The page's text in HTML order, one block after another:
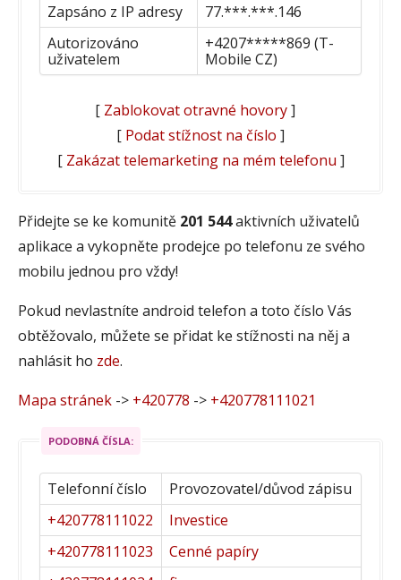
Zapsáno z IP adresy
77.***.***.146
Autorizováno
uživatelem
+4207*****869 (T-
Mobile CZ)
[ Zablokovat otravné hovory]
[ Podat stížnost na číslo ]
[ Zakázat telemarketing na mém telefonu ]
Přidejte se ke komunitě 201 544aktivních uživatelů
aplikace a vykopněte prodejce po telefonu ze svého
mobilu jednou pro vždy!
Pokud nevlastníte android telefon a toto číslo Vás
obtěžovalo, můžete se přidat ke stížnosti na něj a
nahlásit ho zde.
Mapa stránek -> +420778 -> +420778111021
PODOBNÁ ČÍSLA:
Telefonní číslo
Provozovatel/důvod zápisu
+420778111022
Investice
+420778111023
Cenné papíry